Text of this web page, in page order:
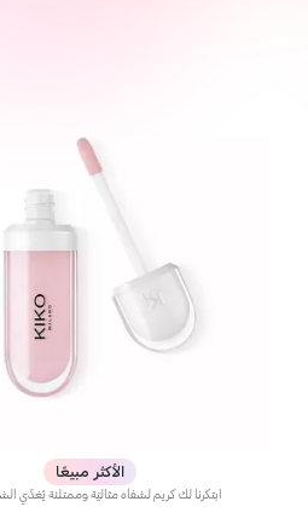
الأكثر مبيعًا